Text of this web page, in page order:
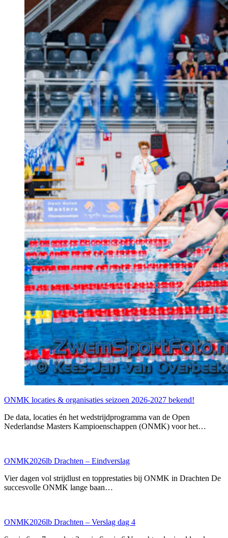
ONMK locaties & organisaties seizoen 2026-2027 bekend!
De data, locaties én het wedstrijdprogramma van de Open
Nederlandse Masters Kampioenschappen (ONMK) voor het…
ONMK2026lb Drachten – Eindverslag
Vier dagen vol strijdlust en topprestaties bij ONMK in Drachten De
succesvolle ONMK lange baan…
ONMK2026lb Drachten – Verslag dag 4